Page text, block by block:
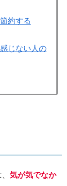
約する
じない人の
気が気でなか